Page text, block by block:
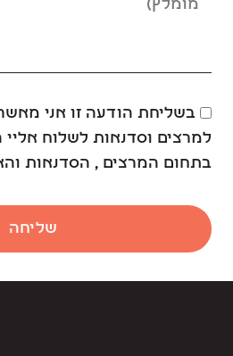
בשליחת הודעה זו אני
למרצים וסדנאות לשלוח אליי
בתחום המרצים , הסדנאות
שליחה